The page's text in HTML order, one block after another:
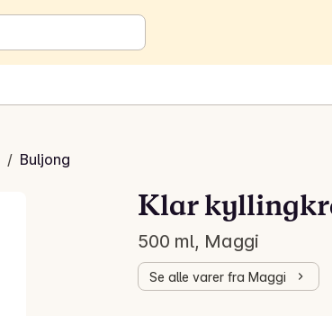
/ Buljong
Klar
500 ml, Maggi
Se alle varer fra Maggi